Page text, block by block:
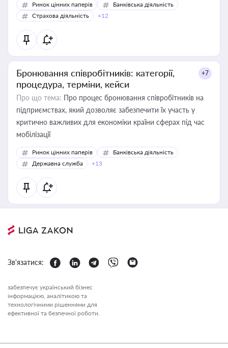
Ринок цінних паперів
Банківська діяльність
Страхова діяльність
+12
Бронювання співробітників: категорії,
процедура, терміни, кейси
+7
Про що тема: Про процес бронювання співробітників на
підприємствах, який дозволяє забезпечити їх участь у
критично важливих для економіки країни сферах під час
мобілізації
Ринок цінних паперів
Банківська діяльність
Державна служба
+13
Зв'язатися:
забезпечує український бізнес
інформацією, аналітикою та
технологічними рішеннями для
ефективної та безпечної роботи.